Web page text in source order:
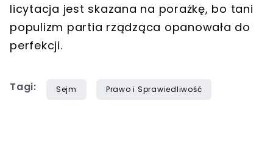
licytacja jest skazana na porażkę, bo tani
populizm partia rządząca opanowała do
perfekcji.
Tagi: Sejm Prawo i Sprawiedliwość